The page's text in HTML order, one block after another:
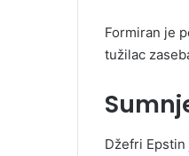
Formiran je
tužilac
Džefri